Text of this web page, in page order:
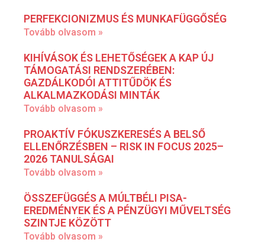
PERFEKCIONIZMUS ÉS MUNKAFÜGGŐSÉG
Tovább olvasom »
KIHÍVÁSOK ÉS LEHETŐSÉGEK A KAP ÚJ
TÁMOGATÁSI RENDSZERÉBEN:
GAZDÁLKODÓI ATTITŰDÖK ÉS
ALKALMAZKODÁSI MINTÁK
Tovább olvasom »
PROAKTÍV FÓKUSZKERESÉS A BELSŐ
ELLENŐRZÉSBEN – RISK IN FOCUS 2025–
2026 TANULSÁGAI
Tovább olvasom »
ÖSSZEFÜGGÉS A MÚLTBÉLI PISA-
EREDMÉNYEK ÉS A PÉNZÜGYI MŰVELTSÉG
SZINTJE KÖZÖTT
Tovább olvasom »